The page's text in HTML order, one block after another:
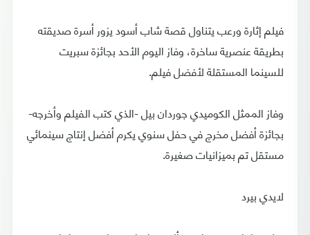
فيلم إثارة ورعب يتناول قصة شاب أسود يزور أسرة صديقته
بطريقة عنصرية ساخرة، وفاز اليوم الأحد بجائزة سبريت
للسينما المستقلة لأفضل فيلم.
وفاز الممثل الكوميدي جوردان بيل -الذي كتب الفيلم وأخرجه-
بجائزة أفضل مخرج في حفل سنوي يكرم أفضل إنتاج سينمائي
مستقل تم بميزانيات صغيرة.
لايدي بيرد